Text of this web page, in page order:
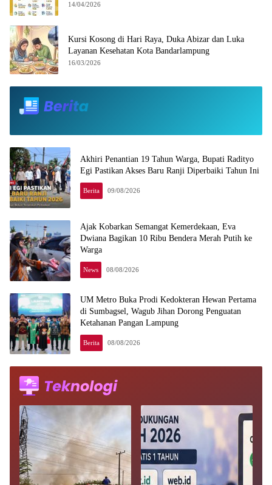
14/04/2026
Kursi Kosong di Hari Raya, Duka Abizar dan Luka
Layanan Kesehatan Kota Bandarlampung
16/03/2026
Akhiri Penantian 19 Tahun Warga, Bupati Radityo
Egi Pastikan Akses Baru Ranji Diperbaiki Tahun Ini
Berita 09/08/2026
Ajak Kobarkan Semangat Kemerdekaan, Eva
Dwiana Bagikan 10 Ribu Bendera Merah Putih ke
Warga
News 08/08/2026
UM Metro Buka Prodi Kedokteran Hewan Pertama
di Sumbagsel, Wagub Jihan Dorong Penguatan
Ketahanan Pangan Lampung
Berita 08/08/2026